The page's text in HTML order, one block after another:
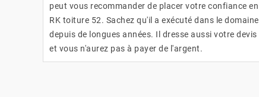
peut vous recommander de placer votre confiance en
RK toiture 52. Sachez qu'il a exécuté dans le domaine
depuis de longues années. Il dresse aussi votre devis
et vous n'aurez pas à payer de l'argent.